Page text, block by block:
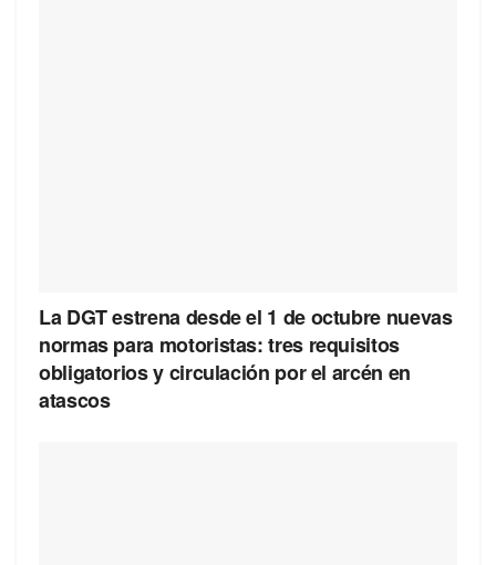
La DGT estrena desde el 1 de octubre nuevas
normas para motoristas: tres requisitos
obligatorios y circulación por el arcén en
atascos